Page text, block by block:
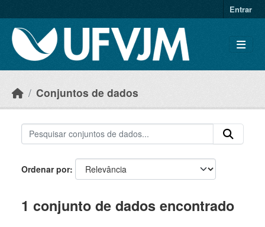
Entrar
Conjuntos de dados
Ordenar por
1 conjunto de dados encontrado